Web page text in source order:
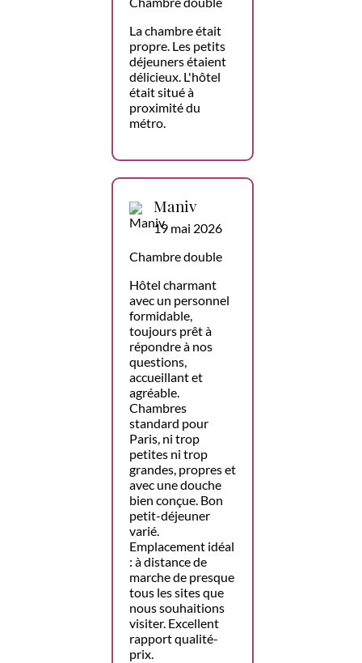
La chambre était
propre. Les petits
déjeuners étaient
délicieux. L'hôtel
était situé à
proximité du
métro.
Maniv
19 mai 2026
Chambre double
Hôtel charmant
avec un personnel
formidable,
toujours prêt à
répondre à nos
questions,
accueillant et
agréable.
Chambres
standard pour
Paris, ni trop
petites ni trop
grandes, propres et
avec une douche
bien conçue. Bon
petit-déjeuner
varié.
Emplacement idéal
: à distance de
marche de presque
tous les sites que
nous souhaitions
visiter. Excellent
rapport qualité-
prix.